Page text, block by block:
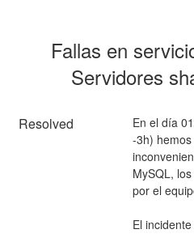
Fallas en
Servidores
Resolved
En el día
-3h)
MySQL,
por el
El